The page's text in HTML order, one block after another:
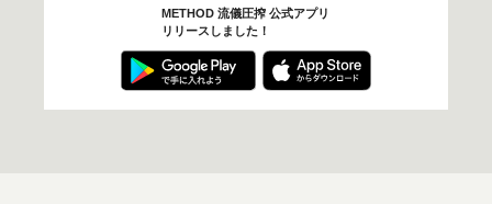
METHOD 流儀圧搾 公式アプリ
リリースしました！